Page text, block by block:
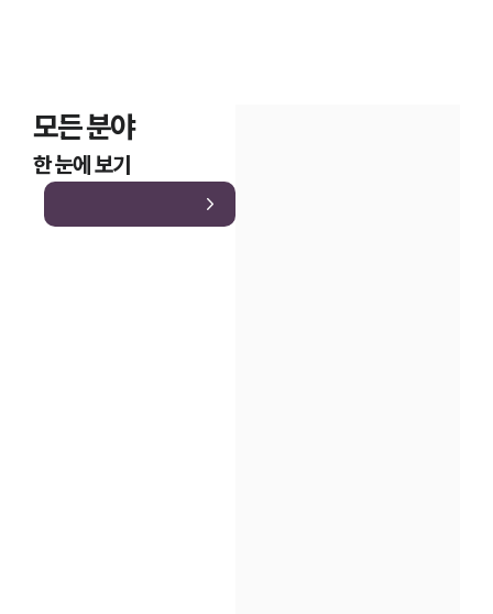
모든 분야
한 눈에 보기